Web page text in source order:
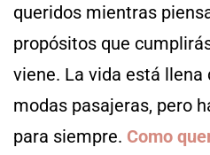
queridos mientras
propósitos que
viene. La vida está llena
modas pasajeras, pero
para siempre. Como